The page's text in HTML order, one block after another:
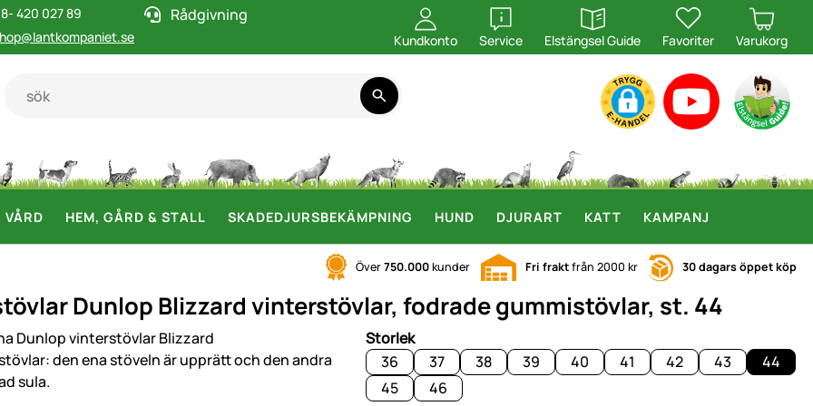
420 027 89
Rådgivning
Kundkonto Service
öppna
Elstängsel Guide
öppna
Favoriter Varukorg
VÅRD HEM, GÅRD & STALL SKADEDJURSBEKÄMPNING HUND DJURART KATT KAMPANJ
Över750.000kunder Fri fraktfrån 2000 kr 30 dagars öppet köp
Dunlop Blizzard vinterstövlar, fodrade gummistövlar, st. 44
Storlek
36
37 38 39 40 41 42 43
44
45
46